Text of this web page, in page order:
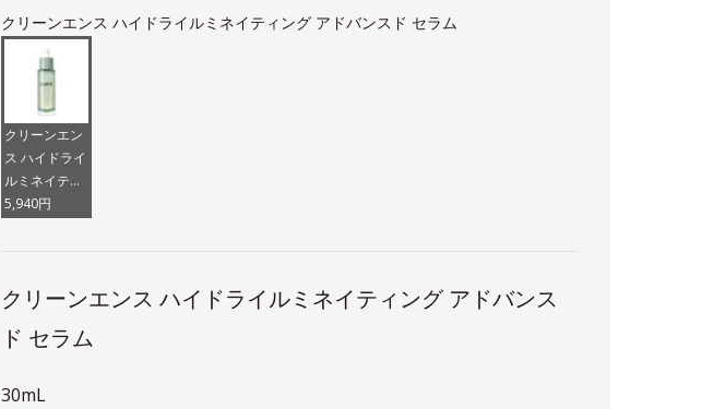
クリーンエンス ハイドライルミネイティング アドバンスド セラム
クリーンエン
ス ハイドライ
ルミネイティ
ング アドバン
5,940円
クリーンエンス ハイドライルミネイティング アドバンス
ド セラム
30mL